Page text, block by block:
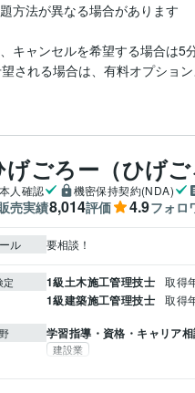
方法が異なる場合があります
キャンセルを希望する場合は5
される場合は、有料オプショ
げごろー（ひげ
本人確認 機密保持契約(NDA)
売実績8,014評価 4.9フォロ
ル 要相談！
定 1級土木施工管理技士 取得
1級建築施工管理技士 取得
学習指導・資格・キャリア
建設業